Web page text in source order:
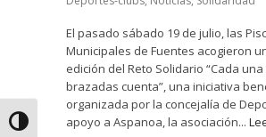
Alternar alto contraste
El pasado sábado 19 de julio, las
Municipales de Fuentes acogieron
edición del Reto Solidario “Cada
brazadas cuenta”, una iniciativa
organizada por la concejalía de
apoyo a Aspanoa, la asociación...